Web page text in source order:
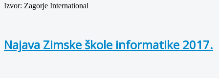
Izvor: Zagorje International
Najava Zimske škole informatike 2017.